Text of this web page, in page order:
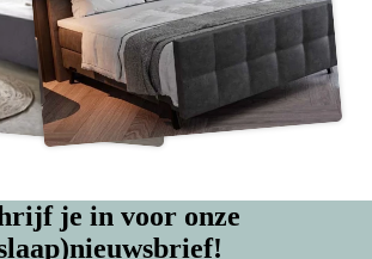
je in voor onze